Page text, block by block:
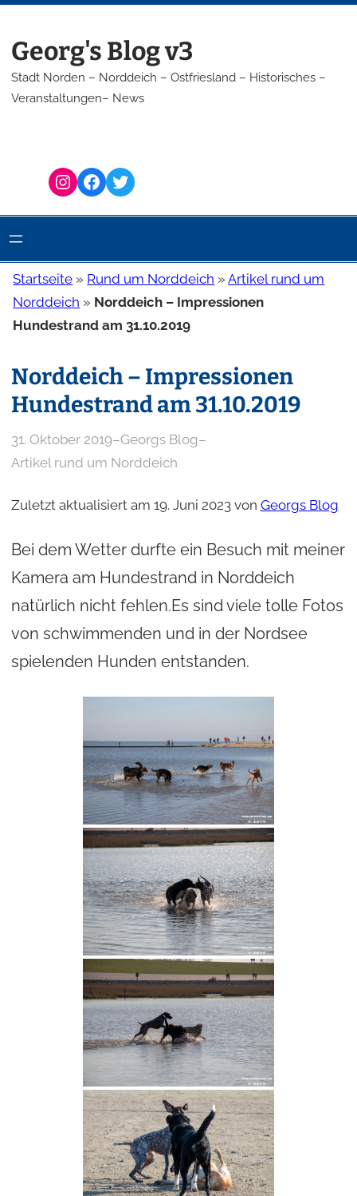
springen
Georg's Blog v3
Stadt Norden – Norddeich – Ostfriesland – Historisches –
Veranstaltungen– News
Instagram Facebook Twitter
Startseite » Rund um Norddeich »Artikel rund um
Norddeich » Norddeich – Impressionen
Hundestrand am 31.10.2019
Norddeich – Impressionen
Hundestrand am 31.10.2019
31. Oktober 2019–Georgs Blog–
Artikel rund um Norddeich
Zuletzt aktualisiert am 19. Juni 2023 von Georgs Blog
Bei dem Wetter durfte ein Besuch mit meiner
Kamera am Hundestrand in Norddeich
natürlich nicht fehlen.Es sind viele tolle Fotos
von schwimmenden und in der Nordsee
spielenden Hunden entstanden.